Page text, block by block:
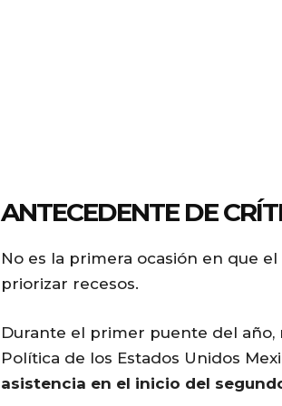
ANTECEDENTE DE
No es la primera ocasión en que
priorizar recesos.
Durante el primer puente del año,
Política de los Estados Unidos
asistencia en el inicio del